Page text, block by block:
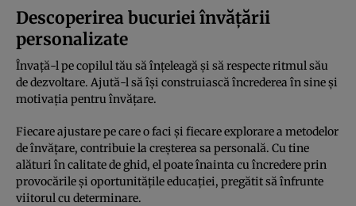
Descoperirea bucuriei învățării
personalizate
Învață-l pe copilul tău să înțeleagă și să respecte ritmul său
de dezvoltare. Ajută-l să își construiască încrederea în sine și
motivația pentru învățare.
Fiecare ajustare pe care o faci și fiecare explorare a metodelor
de învățare, contribuie la creșterea sa personală. Cu tine
alături în calitate de ghid, el poate înainta cu încredere prin
provocările și oportunitățile educației, pregătit să înfrunte
viitorul cu determinare.